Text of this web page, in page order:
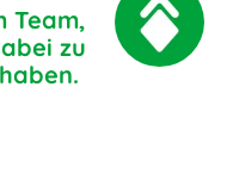
Team,
zu
haben.